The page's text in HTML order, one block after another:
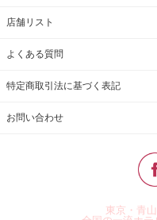
店舗リスト
よくある質問
特定商取引法に基づく表記
お問い合わせ
東京・青